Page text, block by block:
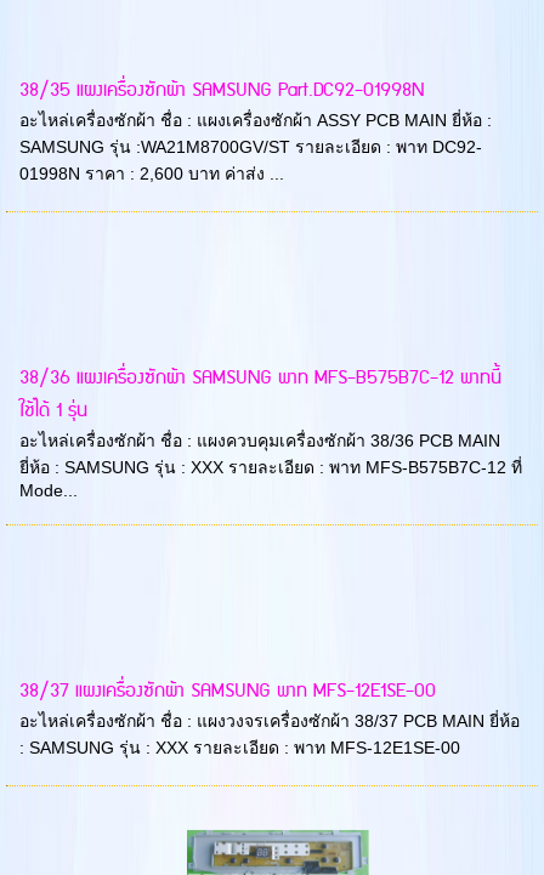
38/35 แผงเครื่องซักผ้า SAMSUNG Part.DC92-01998N
อะไหล่เครื่องซักผ้า ชื่อ : แผงเครื่องซักผ้า ASSY PCB MAIN ยี่ห้อ :
SAMSUNG รุ่น :WA21M8700GV/ST รายละเอียด : พาท DC92-
01998N ราคา : 2,600 บาท ค่าส่ง ...
38/36 แผงเครื่องซักผ้า SAMSUNG พาท MFS-B575B7C-12 พาทนี้
ใช้ได้ 1 รุ่น
อะไหล่เครื่องซักผ้า ชื่อ : แผงควบคุมเครื่องซักผ้า 38/36 PCB MAIN
ยี่ห้อ : SAMSUNG รุ่น : XXX รายละเอียด : พาท MFS-B575B7C-12 ที่
Mode...
38/37 แผงเครื่องซักผ้า SAMSUNG พาท MFS-12E1SE-00
อะไหล่เครื่องซักผ้า ชื่อ : แผงวงจรเครื่องซักผ้า 38/37 PCB MAIN ยี่ห้อ
: SAMSUNG รุ่น : XXX รายละเอียด : พาท MFS-12E1SE-00